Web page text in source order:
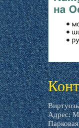
Адрес: